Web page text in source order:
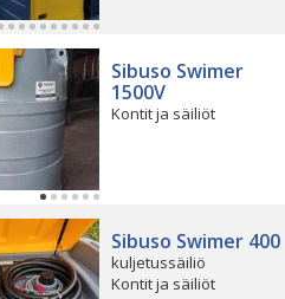
Sibuso Swimer
1500V
Kontit ja säiliöt
Sibuso Swimer 400
kuljetussäiliö
Kontit ja säiliöt